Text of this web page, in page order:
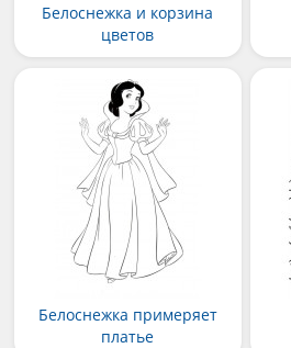
Белоснежка и корзина
цветов
Белоснежка примеряет
платье